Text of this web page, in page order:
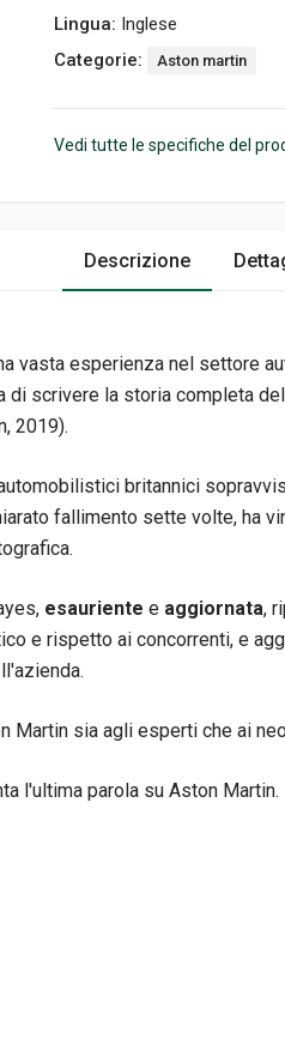
Lingua: Inglese
Categorie:
Aston martin
Vedi tutte le specifiche del
Descrizione
vasta esperienza nel settore
di scrivere la storia completa
2019).
britannici
fallimento sette volte, ha
esauriente e aggiornata,
e rispetto ai concorrenti, e
Martin sia agli esperti che ai
l'ultima parola su Aston Martin.